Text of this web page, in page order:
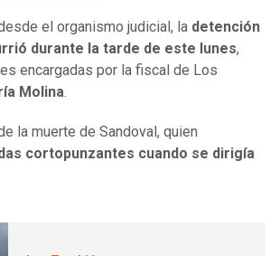
el organismo judicial, la detención
durante la tarde de este lunes,
encargadas por la fiscal de Los
Molina.
la muerte de Sandoval, quien
cortopunzantes cuando se dirigía